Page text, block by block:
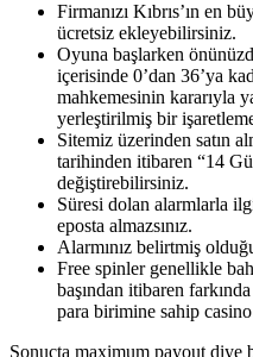
Firmanızı Kıbrıs’ın en
ücretsiz ekleyebilirsiniz.
Oyuna başlarken
içerisinde 0’dan 36’ya
mahkemesinin kararıyla
yerleştirilmiş bir
Sitemiz üzerinden satın
tarihinden itibaren “14
değiştirebilirsiniz.
Süresi dolan alarmlarla
eposta almazsınız.
Alarmınız belirtmiş
Free spinler genellikle
başından itibaren
para birimine sahip
Sonuçta maximum payout diye